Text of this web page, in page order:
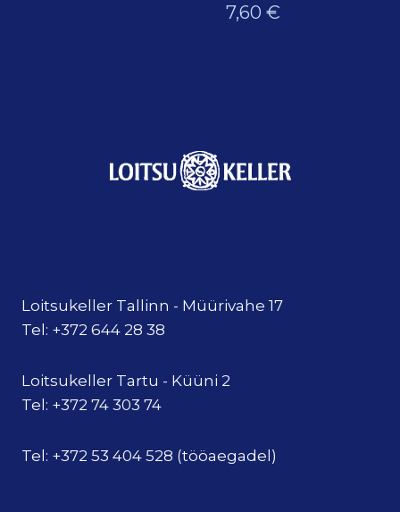
7,60 €
Loitsukeller Tallinn - Müürivahe 17
Tel: +372 644 28 38
Loitsukeller Tartu - Küüni 2
Tel: +372 74 303 74
Tel: +372 53 404 528 (tööaegadel)